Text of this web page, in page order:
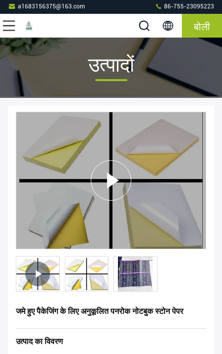
a1683156375@163.com 86-755-23095223
बोली
उत्पादों
जमे हुए पैकेजिंग के लिए अनुकूलित पनरोक नोटबुक स्टोन पेपर
उत्पाद का विवरण